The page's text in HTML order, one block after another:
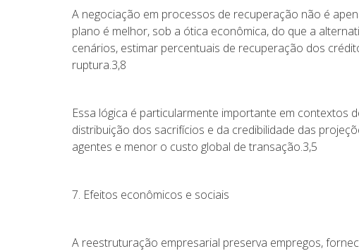
A negociação em processos de recuperação não é
plano é melhor, sob a ótica econômica, do que a
cenários, estimar percentuais de recuperação dos
ruptura.3,8
Essa lógica é particularmente importante em contextos
distribuição dos sacrifícios e da credibilidade das
agentes e menor o custo global de transação.3,5
7. Efeitos econômicos e sociais
A reestruturação empresarial preserva empregos,